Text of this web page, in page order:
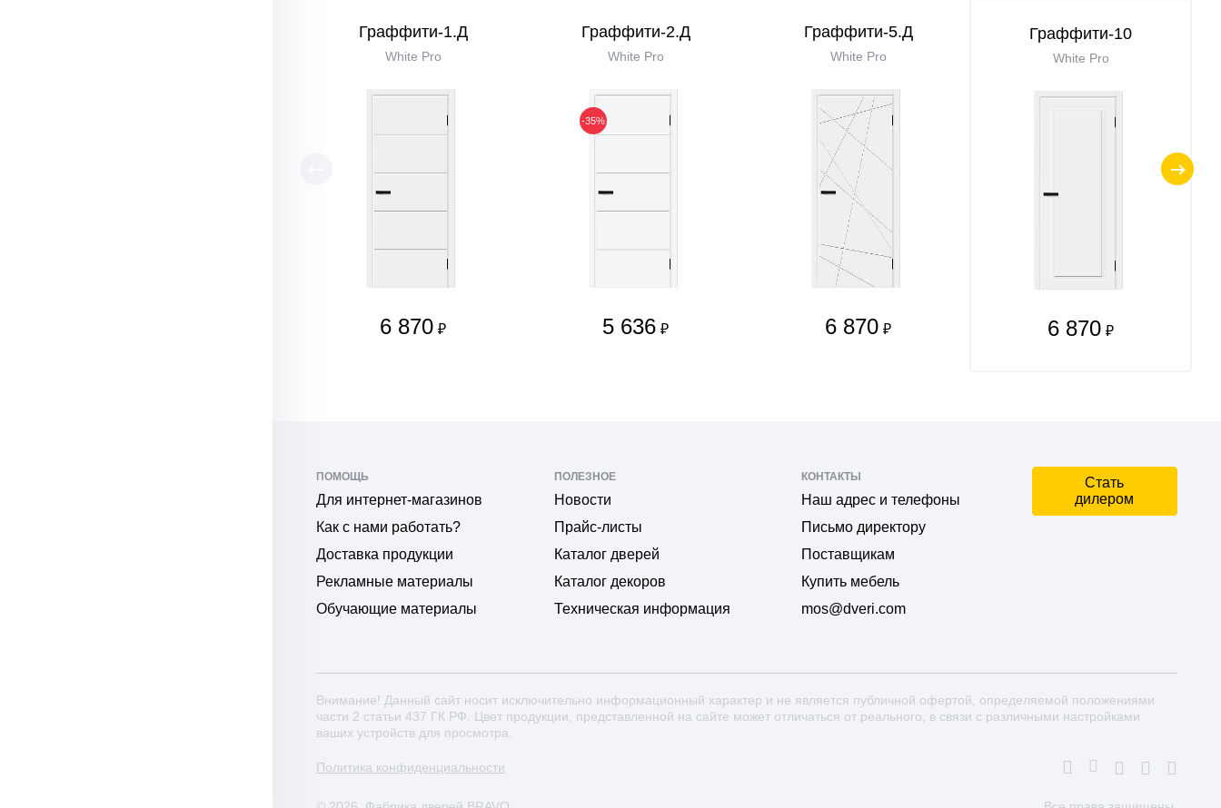
Граффити-1.Д
White Pro
6 870 ₽
Граффити-2.Д
White Pro
-35%
5 636 ₽
Граффити-5.Д
White Pro
6 870 ₽
Граффити-10
White Pro
6 870 ₽
ПОМОЩЬ
Для интернет-магазинов
Как с нами работать?
Доставка продукции
Рекламные материалы
Обучающие материалы
ПОЛЕЗНОЕ
Новости
Прайс-листы
Каталог дверей
Каталог декоров
Техническая информация
КОНТАКТЫ
Наш адрес и телефоны
Письмо директору
Поставщикам
Купить мебель
mos@dveri.com
Стать
дилером
Внимание! Данный сайт носит исключительно информационный характер и не является публичной офертой, определяемой положениями
части 2 статьи 437 ГК РФ. Цвет продукции, представленной на сайте может отличаться от реального, в связи с различными настройками
ваших устройств для просмотра.
Политика конфиденциальности